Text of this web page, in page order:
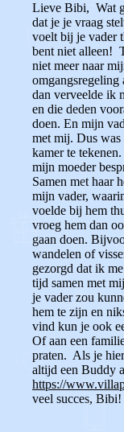
Lieve Bibi, Wat
dat je je vraag
voelt bij je vader
bent niet alleen!
niet meer naar
dan verveelde ik
en die deden
doen. En mijn
met mij. Dus
kamer te
mijn moeder
Samen met haar
mijn vader,
voelde bij hem
vroeg hem dan
gaan doen.
wandelen of
gezorgd dat ik
tijd samen met
je vader zou
hem te zijn en
vind kun je ook
Of aan een
praten. Als je
altijd een Buddy
https://
veel succes,